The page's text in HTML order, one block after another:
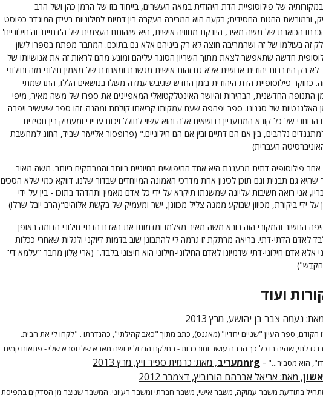
של פילוסופיית הדת היהודית במאה העשרים, בייחוד בזו של הרמן כהן ושל הרב
ובמורשת ההגות החסידית; רקעה הוא המריבה העקרה בין דתיות לחילוניות בעידן המוגדר כפוסט
הכואבת של משה מאיר, היונקת מחוויה אישית, היא שזהותם העצמית של ה'דתיים' וה'חילוניים'
זה בעולמו של זה ושהמריבה חוצה לא רק ביניהם אלא גם בתוכם. המחבר מפתח בספרו לשון
חדשה שתאפשר לצאת מתוך השריון הסוגר עליהם ומונע מהם לראות זה את אנושיותו של
לא רק הידברות יהודית אנושית אלא גם זהות אישית מגשרת ומאחדת של מאמין חילוני מזה וחילוני
כחוקר פילוסופיית הדת היהודית בזמן החדש שגיבש עמדה משלו בנושאים הללו, התרשמתי
התנופה החדשנית, הבהירות והיושר האינטלקטואלי המאפיינים את ספרו של משה מאיר, מיפי
האלגנטיות של סגנונו. ספר יפהפה שעם עמקותו קריאתו קולחת ומהנה. זהו ספר שיעשיר ויפרה
הרוחני של כל קורא המתעניין בנושאים אלה והוא עשוי לחולל ויכוח ענייני ומעמיק בין חסידים
נלהבים, בין אם הם דתיים ובין אם הם חילוניים." (פרופסור אליעזר שביד, החוג למחשבת
העברית)
פילוסופיה דתית מרעננת היא אחד החיפושים החיוניים ביותר והמרתקים ביותר. משה מאיר
שהיא גם תבנית וגם תוכן לכינון אחת מדרכי האמונה המיוחדים שבדור שלנו. דווקא כמי שלא הסכים
אני רואה חשיבות עליונה שמשנתו תיקרא על ידי כל אדם מאמין ותהדהד בתוכו - בין על ידי
על ידי ביקורת, מכיוון שבוקע ממנה צליל מכוונן, ישר ומעמיק של בקשת אלוהים"(הרב יובל שרלו)
החשוב והמקורי הזה בורא משה מאיר מצלמו ומדמותו את האדם הדתי-חילוני הדומה באופן
לאדם הדתי-דתי. בריאה מרתקת זו גרמה לי להתבונן שוב בדמות דיוקני ולגלות שאחרי ככלות
אלא אדם חילוני-דתי שדמיונו לאדם החילוני-חילוני הוא חיצוני בלבד." (ארי אֵלון מחבר "עלמא די"
הקֹדֶשׁ")
ועוד
נעמה צבר בן יהושע, מרץ 2013
ספר העיון "שניים יחדיו" (מאגנס), כתב מתוך "כאב קהילתי", כהגדרתו . "לקחו לי את הבית.
גדלתי, שהיה בו כל כך הרבה עושר ומורכבות - בחלקם הגדול ירושה מאבא שלי וסבא שלי - פתאום קמים
הוא מסביר..." - nrgמעריב
, מאת: כרמית ספיר ויץ, מרץ 2013
, מאת: אריאל אברהם הורוביץ, דצמבר 2012
בתודעת משבר עמוקה, משבר אישי, משבר חברתי ומשבר רעיוני. המשבר שנוצר מן הסדקים בתפיסת